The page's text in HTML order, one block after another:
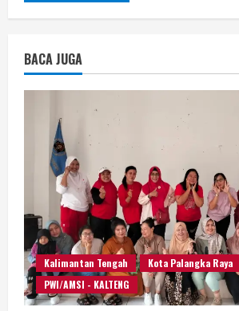
BACA JUGA
Kalimantan Tengah
Kota Palangka Raya
PWI/AMSI - KALTENG